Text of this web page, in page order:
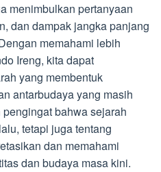
menimbulkan pertanyaan
dan dampak jangka panjang
memahami lebih
Ireng, kita dapat
yang membentuk
antarbudaya yang masih
bahwa sejarah
tetapi juga tentang
dan memahami
dan budaya masa kini.